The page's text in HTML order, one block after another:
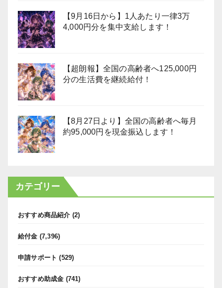
【9月16日から】1人あたり一律3万
4,000円分を集中支給します！
【超朗報】全国の高齢者へ125,000円
分の生活費を継続給付！
【8月27日より】全国の高齢者へ毎月
約95,000円を現金振込します！
カテゴリー
おすすめ商品紹介 (2)
給付金 (7,396)
申請サポート (529)
おすすめ助成金 (741)